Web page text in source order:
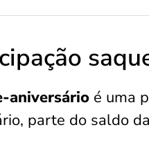
aniversário é uma
parte do saldo